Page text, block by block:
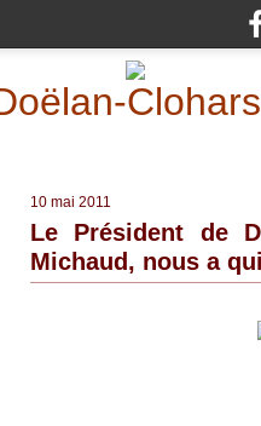
10 mai 2011
Le Président de
Michaud, nous a